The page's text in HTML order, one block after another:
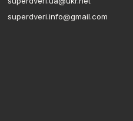
superdveri.info@gmail.com